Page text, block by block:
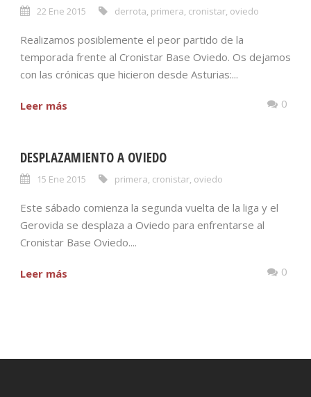
22 Ene 2015 derrota, primera, cronistar, oviedo
Realizamos posiblemente el peor partido de la
temporada frente al Cronistar Base Oviedo. Os dejamos
con las crónicas que hicieron desde Asturias:...
Leer más 0
DESPLAZAMIENTO A OVIEDO
15 Ene 2015 primera, cronistar, oviedo
Este sábado comienza la segunda vuelta de la liga y el
Gerovida se desplaza a Oviedo para enfrentarse al
Cronistar Base Oviedo....
Leer más 0